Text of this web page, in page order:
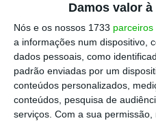
Damos valor
Nós e os nossos 1733 parceiros
a informações num dispositivo,
dados pessoais, como
padrão enviadas por um
conteúdos personalizados,
conteúdos, pesquisa de
serviços. Com a sua
A Bola TV passa a
feira, na grelha de
o canal passa assim a
operadoras de cabo.